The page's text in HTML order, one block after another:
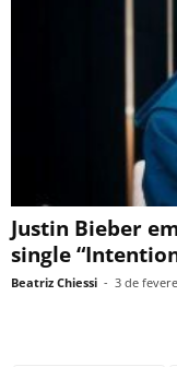
Justin Bieber
single
Beatriz Chiessi - 3 de